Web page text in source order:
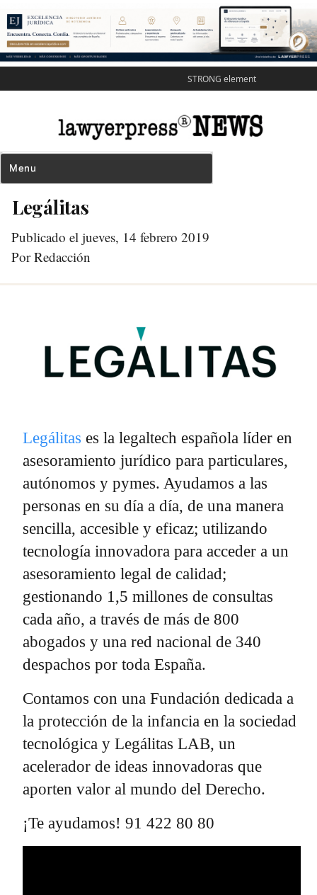
STRONG element
Legálitas
Publicado el jueves, 14 febrero 2019
Por Redacción
Legálitas es la legaltech española líder en
asesoramiento jurídico para particulares,
autónomos y pymes. Ayudamos a las
personas en su día a día, de una manera
sencilla, accesible y eficaz; utilizando
tecnología innovadora para acceder a un
asesoramiento legal de calidad;
gestionando 1,5 millones de consultas
cada año, a través de más de 800
abogados y una red nacional de 340
despachos por toda España.
Contamos con una Fundación dedicada a
la protección de la infancia en la sociedad
tecnológica y Legálitas LAB, un
acelerador de ideas innovadoras que
aporten valor al mundo del Derecho.
¡Te ayudamos! 91 422 80 80